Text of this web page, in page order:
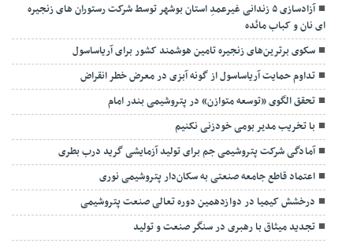
آزادسازی ۵ زندانی غیرعمدِ استان بوشهر توسط شرکت رستوران های زنجیره
ای نان و کباب مائده
سکوی برترین‌های زنجیره تامین هوشمند کشور برای آریاساسول
تداوم حمایت آریاساسول از گونه آبزی در معرض خطر انقراض
تحقق الگوی «توسعه متوازن» در پتروشیمی بندر امام
با تخریب مدیر بومی خودزنی نکنیم
آمادگی شرکت پتروشیمی جم برای تولید آزمایشی گرید درب بطری
اعتماد قاطع جامعه صنعتی به سکان‌دار پتروشیمی نوری
درخشش کیمیا در دوازدهمین دوره تعالی صنعت پتروشیمی
تجدید میثاق با رهبری در سنگر صنعت و تولید